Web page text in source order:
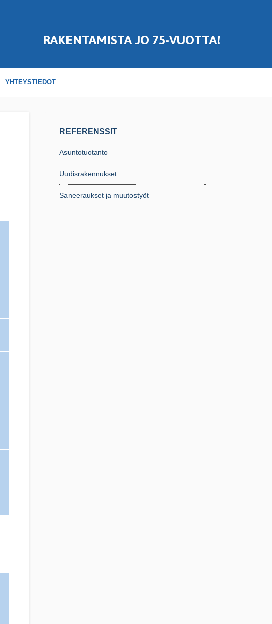
RAKENTAMISTA JO 75-VUOTTA!
YHTEYSTIEDOT
REFERENSSIT
Asuntotuotanto
Uudisrakennukset
Saneeraukset ja muutostyöt